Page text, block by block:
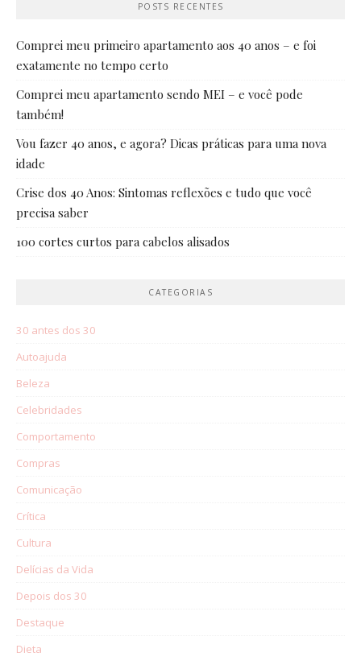
POSTS RECENTES
Comprei meu primeiro apartamento aos 40 anos – e foi
exatamente no tempo certo
Comprei meu apartamento sendo MEI – e você pode
também!
Vou fazer 40 anos, e agora? Dicas práticas para uma nova
idade
Crise dos 40 Anos: Sintomas reflexões e tudo que você
precisa saber
100 cortes curtos para cabelos alisados
CATEGORIAS
30 antes dos 30
Autoajuda
Beleza
Celebridades
Comportamento
Compras
Comunicação
Crítica
Cultura
Delícias da Vida
Depois dos 30
Destaque
Dieta